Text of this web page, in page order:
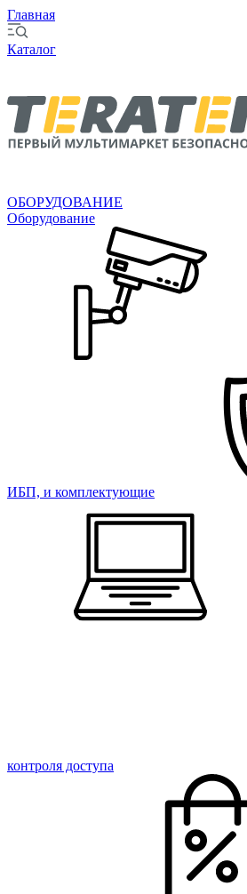
Главная
Каталог
ОБОРУДОВАНИЕ
Оборудование
ИБП, и комплектующие
контроля доступа